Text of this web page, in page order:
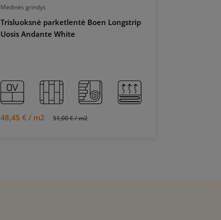
Medinės grindys
Trisluoksnė parketlentė Boen Longstrip
Uosis Andante White
48,45 € / m2 51,00 € / m2